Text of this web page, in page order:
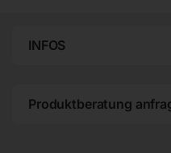
INFOS
Produktberatung